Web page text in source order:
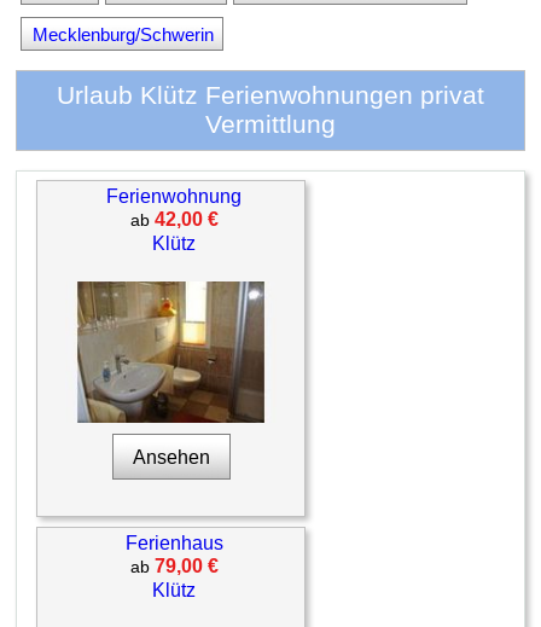
Mecklenburg/Schwerin
Urlaub Klütz Ferienwohnungen privat
Vermittlung
Ferienwohnung
ab 42,00 €
Klütz
Ansehen
Ferienhaus
ab 79,00 €
Klütz